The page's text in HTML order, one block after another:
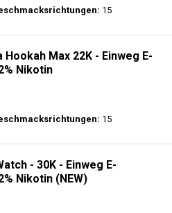
15
Hookah Max 22K - Einweg E-
Nikotin
15
- 30K - Einweg E-
Nikotin (NEW)